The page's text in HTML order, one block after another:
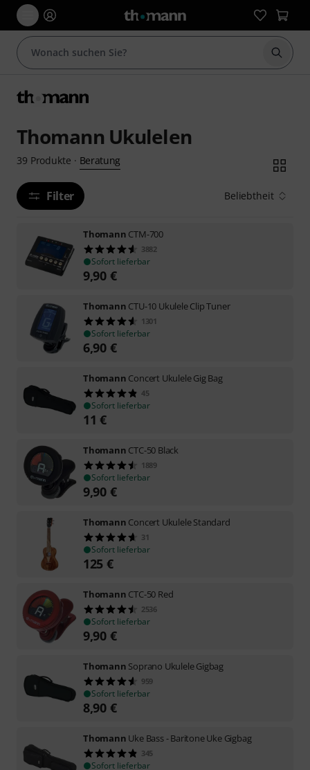
Suche
Thomann Ukulelen
39 Produkte · Beratung
Filter Beliebtheit
Thomann CTM-700
3882
Sofort lieferbar
9,90 €
Thomann CTU-10 Ukulele Clip Tuner
1301
Sofort lieferbar
6,90 €
Thomann Concert Ukulele Gig Bag
45
Sofort lieferbar
11 €
Thomann CTC-50 Black
1889
Sofort lieferbar
9,90 €
Thomann Concert Ukulele Standard
31
Sofort lieferbar
125 €
Thomann CTC-50 Red
2536
Sofort lieferbar
9,90 €
Thomann Soprano Ukulele Gigbag
959
Sofort lieferbar
8,90 €
Thomann Uke Bass - Baritone Uke Gigbag
345
Sofort lieferbar